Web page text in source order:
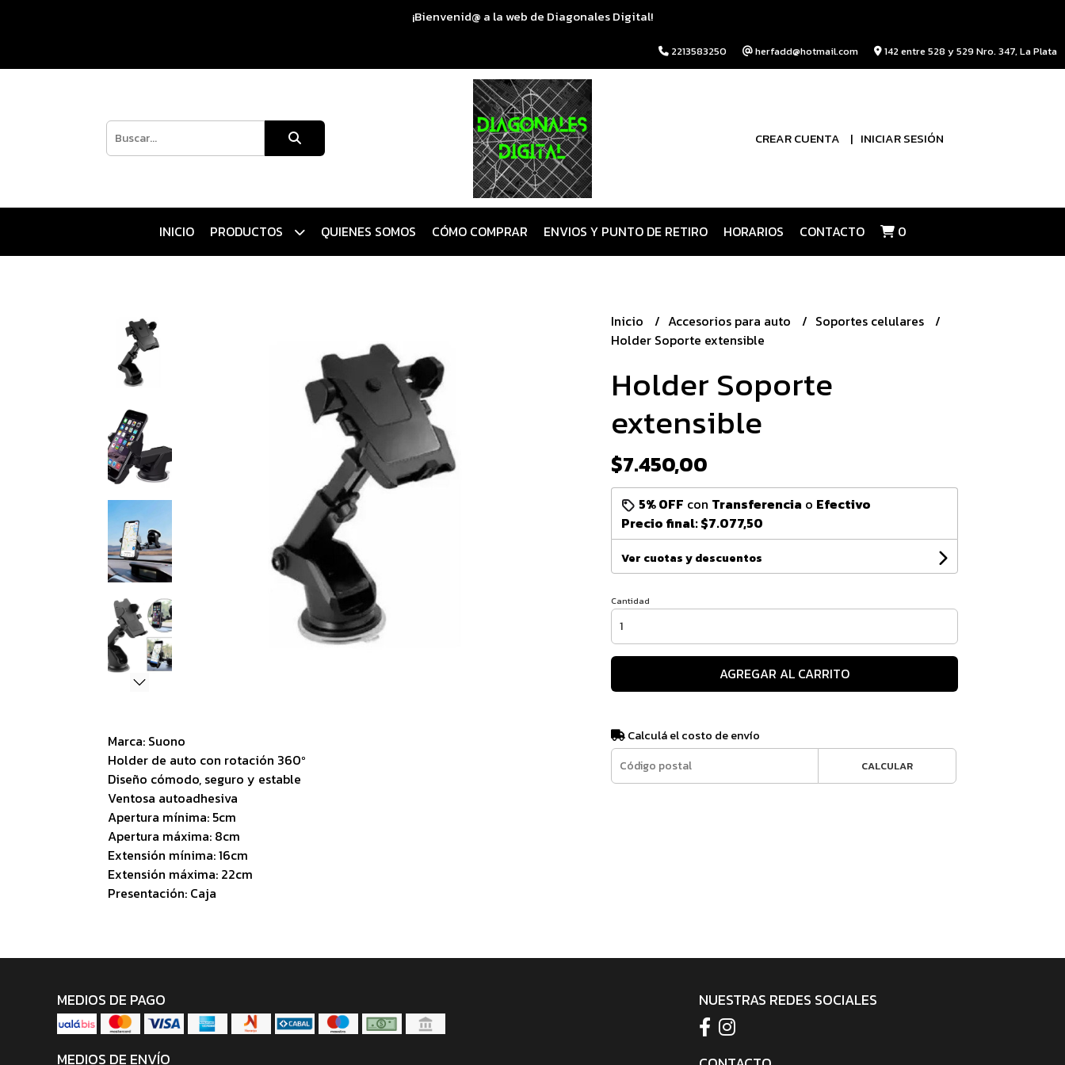
¡Bienvenid@ a la web de Diagonales Digital!
2213583250 herfadd@hotmail.com 142 entre 528 y 529 Nro. 347, La Plata
CREAR CUENTA INICIAR SESIÓN
INICIO PRODUCTOS QUIENES SOMOS CÓMO COMPRAR ENVIOS Y PUNTO DE RETIRO HORARIOS CONTACTO 0
Marca: Suono
Holder de auto con rotación 360º
Diseño cómodo, seguro y estable
Ventosa autoadhesiva
Apertura mínima: 5cm
Apertura máxima: 8cm
Extensión mínima: 16cm
Extensión máxima: 22cm
Presentación: Caja
Inicio Accesorios para auto
Soportes celulares
Holder Soporte extensible
Holder Soporte
extensible
$7.450,00
5% OFF con Transferencia o Efectivo
Precio final:$7.077,50
Ver cuotas y descuentos
Cantidad
AGREGAR AL CARRITO
Calculá el costo de envío
CALCULAR
MEDIOS DE PAGO
MEDIOS DE ENVÍO
NUESTRAS REDES SOCIALES